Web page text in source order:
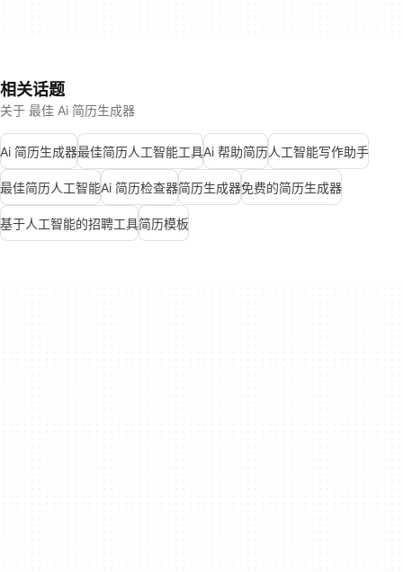
相关话题
关于 最佳 Ai 简历生成器
Ai 简历生成器最佳简历人工智能工具Ai 帮助简历人工智能写作助手
最佳简历人工智能Ai 简历检查器简历生成器免费的简历生成器
基于人工智能的招聘工具简历模板